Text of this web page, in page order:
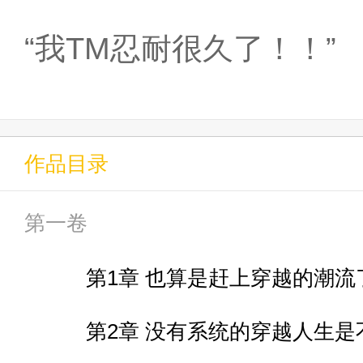
“我TM忍耐很久了！！”
作品目录
第一卷
第1章 也算是赶上穿越的潮流
第2章 没有系统的穿越人生是